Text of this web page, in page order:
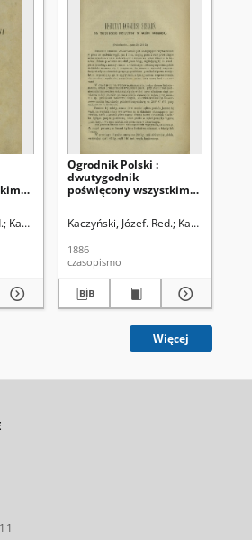
Kaczyński, Władysław. Red. Szanior, Franciszek
Ogrodnik Polski :
dwutygodnik
poświęcony wszystkim
Kaczyński, Józef. Red. Kaczyński,
1886
czasopismo
Więcej